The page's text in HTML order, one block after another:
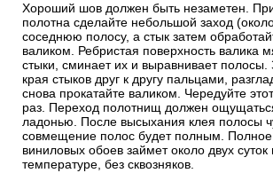
Хороший шов должен быть незаметен.
полотна сделайте небольшой заход
соседнюю полосу, а стык затем
валиком. Ребристая поверхность валика
стыки, сминает их и выравнивает полосы.
края стыков друг к другу пальцами,
снова прокатайте валиком. Чередуйте
раз. Переход полотнищ должен
ладонью. После высыхания клея полосы
совмещение полос будет полным.
виниловых обоев займет около двух
температуре, без сквозняков.